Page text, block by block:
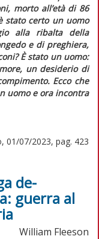
morto all’età di 86
stato certo un uomo
alla ribalta della
e di preghiera,
È stato un uomo:
un desiderio di
Ecco che
uomo e ora incontra
01/07/2023, pag. 423
de-
guerra al
William Fleeson